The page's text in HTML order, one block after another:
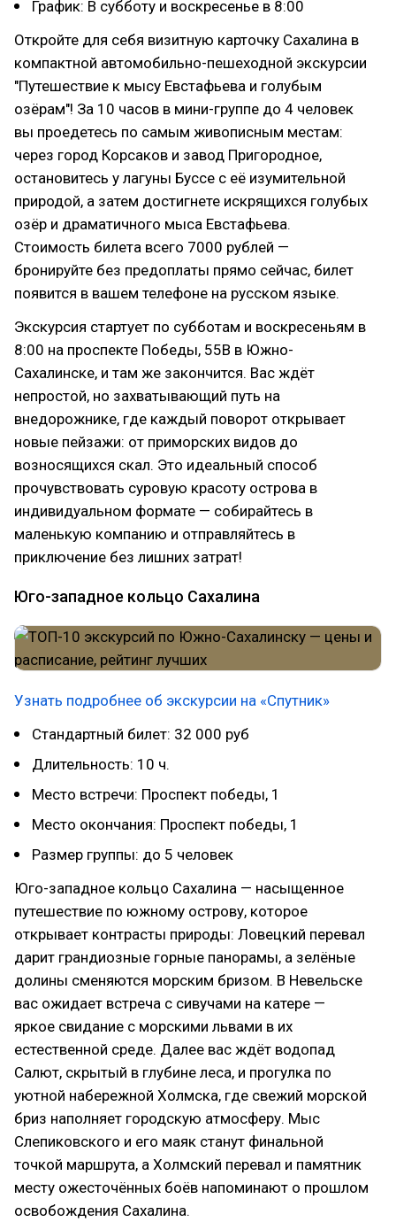
График: В субботу и воскресенье в 8:00
Откройте для себя визитную карточку Сахалина в
компактной автомобильно-пешеходной экскурсии
"Путешествие к мысу Евстафьева и голубым
озёрам"! За 10 часов в мини-группе до 4 человек
вы проедетесь по самым живописным местам:
через город Корсаков и завод Пригородное,
остановитесь у лагуны Буссе с её изумительной
природой, а затем достигнете искрящихся голубых
озёр и драматичного мыса Евстафьева.
Стоимость билета всего 7000 рублей —
бронируйте без предоплаты прямо сейчас, билет
появится в вашем телефоне на русском языке.
Экскурсия стартует по субботам и воскресеньям в
8:00 на проспекте Победы, 55В в Южно-
Сахалинске, и там же закончится. Вас ждёт
непростой, но захватывающий путь на
внедорожнике, где каждый поворот открывает
новые пейзажи: от приморских видов до
возносящихся скал. Это идеальный способ
прочувствовать суровую красоту острова в
индивидуальном формате — собирайтесь в
маленькую компанию и отправляйтесь в
приключение без лишних затрат!
Юго-западное кольцо Сахалина
Узнать подробнее об экскурсии на «Спутник»
Стандартный билет: 32 000 руб
Длительность: 10 ч.
Место встречи: Проспект победы, 1
Место окончания: Проспект победы, 1
Размер группы: до 5 человек
Юго-западное кольцо Сахалина — насыщенное
путешествие по южному острову, которое
открывает контрасты природы: Ловецкий перевал
дарит грандиозные горные панорамы, а зелёные
долины сменяются морским бризом. В Невельске
вас ожидает встреча с сивучами на катере —
яркое свидание с морскими львами в их
естественной среде. Далее вас ждёт водопад
Салют, скрытый в глубине леса, и прогулка по
уютной набережной Холмска, где свежий морской
бриз наполняет городскую атмосферу. Мыс
Слепиковского и его маяк станут финальной
точкой маршрута, а Холмский перевал и памятник
месту ожесточённых боёв напоминают о прошлом
освобождения Сахалина.